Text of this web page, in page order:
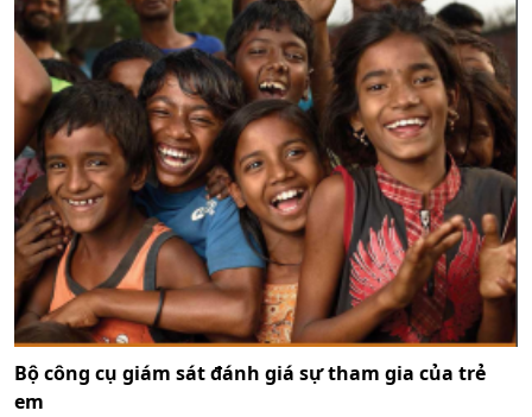
Bộ công cụ giám sát đánh giá sự tham gia của trẻ
em